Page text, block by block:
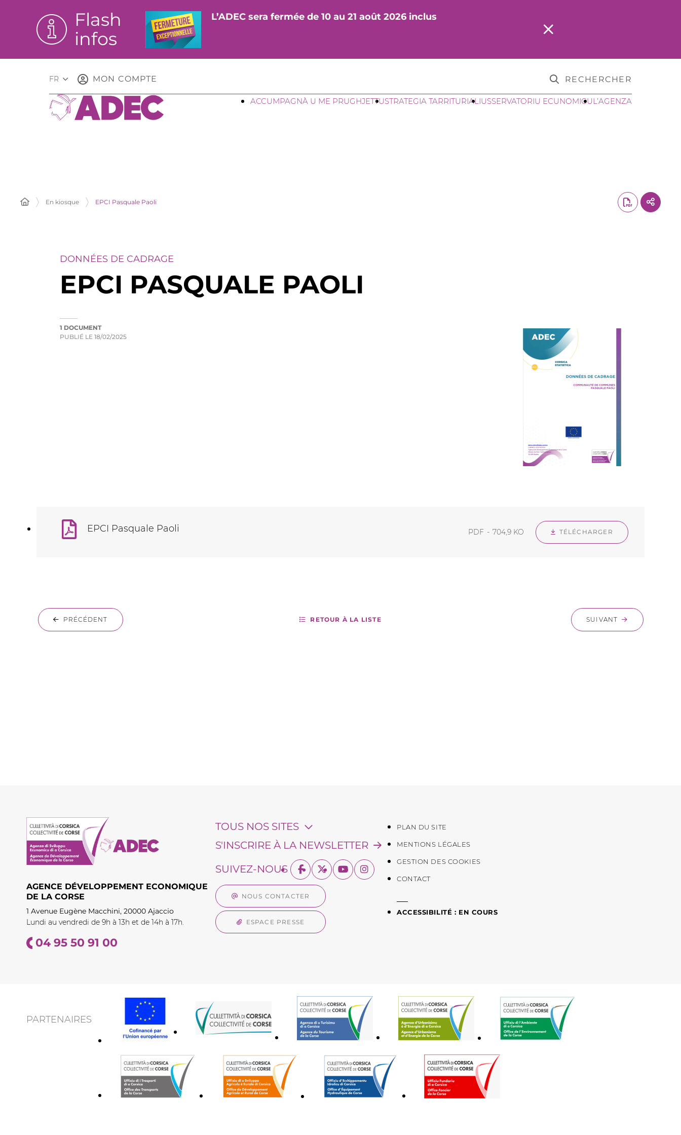
Flash
infos
L’ADEC sera fermée de 10 au 21 août 2026 inclus
FR MON COMPTE RECHERCHER
ACCUMPAGNÀ U ME PRUGHJETTUSTRATEGIA TARRITURIALIUSSERVATORIU ECUNOMICUL’AGENZA
En kiosque EPCI Pasquale Paoli
DONNÉES DE CADRAGE
EPCI PASQUALE PAOLI
1 DOCUMENT
PUBLIÉ LE 18/02/2025
EPCI Pasquale Paoli PDF 704,9 KO TÉLÉCHARGER
PRÉCÉDENT RETOUR À LA LISTE SUIVANT
AGENCE DÉVELOPPEMENT ECONOMIQUE
DE LA CORSE
1 Avenue Eugène Macchini, 20000 Ajaccio
Lundi au vendredi de 9h à 13h et de 14h à 17h.
04 95 50 91 00
TOUS NOS SITES
S'INSCRIRE À LA NEWSLETTER
SUIVEZ-NOUS
NOUS CONTACTER
ESPACE PRESSE
PLAN DU SITE
MENTIONS LÉGALES
GESTION DES COOKIES
CONTACT
ACCESSIBILITÉ : EN COURS
PARTENAIRES